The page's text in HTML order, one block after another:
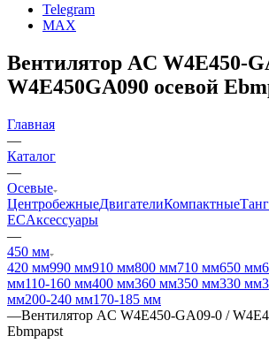
Telegram
MAX
Вентилятор AC W4E450-
W4E450GA090 осевой
Главная
—
Каталог
—
Осевые
ЦентробежныеДвигателиКомпактные
ECАксессуары
—
450 мм
420 мм990 мм910 мм800 мм710 мм650 мм
мм110-160 мм400 мм360 мм350 мм330 мм
мм200-240 мм170-185 мм
—Вентилятор AC W4E450-GA09-0 /
Ebmpapst